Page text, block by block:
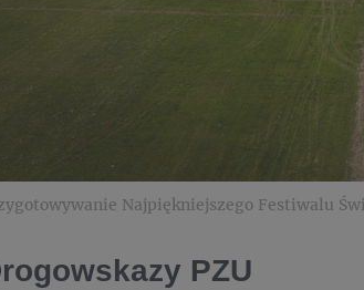
Najpiękniejszego Festiwalu
PZU